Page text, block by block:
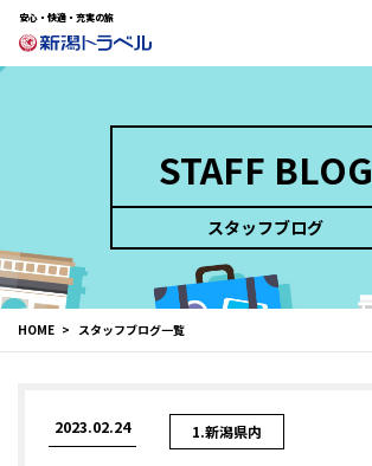
安心・快適・充実の旅
STAFF BLOG
スタッフブログ
HOME スタッフブログ一覧
2023.02.24 1.新潟県内